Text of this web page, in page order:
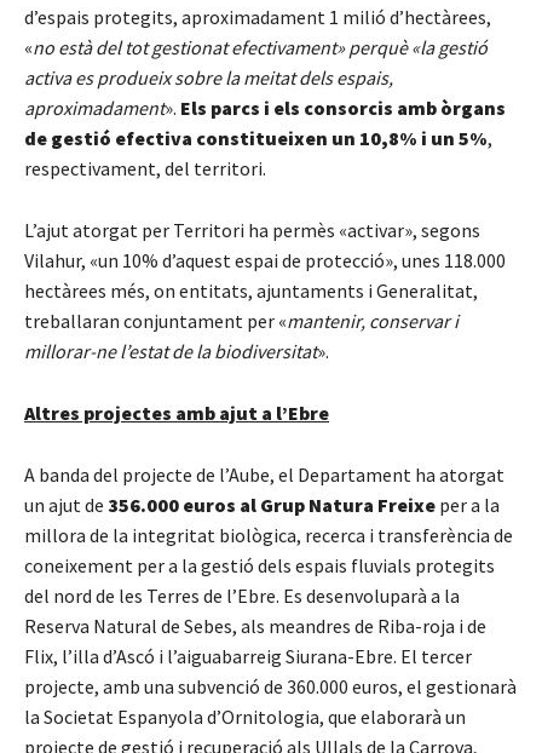
d’espais protegits, aproximadament 1 milió d’hectàrees,
«no està del tot gestionat efectivament» perquè «la gestió
activa es produeix sobre la meitat dels espais,
aproximadament». Els parcs i els consorcis amb òrgans
de gestió efectiva constitueixen un 10,8% i un 5%,
respectivament, del territori.
L’ajut atorgat per Territori ha permès «activar», segons
Vilahur, «un 10% d’aquest espai de protecció», unes 118.000
hectàrees més, on entitats, ajuntaments i Generalitat,
treballaran conjuntament per «mantenir, conservar i
millorar-ne l’estat de la biodiversitat».
Altres projectes amb ajut a l’Ebre
A banda del projecte de l’Aube, el Departament ha atorgat
un ajut de 356.000 euros al Grup Natura Freixe per a la
millora de la integritat biològica, recerca i transferència de
coneixement per a la gestió dels espais fluvials protegits
del nord de les Terres de l’Ebre. Es desenvoluparà a la
Reserva Natural de Sebes, als meandres de Riba-roja i de
Flix, l’illa d’Ascó i l’aiguabarreig Siurana-Ebre. El tercer
projecte, amb una subvenció de 360.000 euros, el gestionarà
la Societat Espanyola d’Ornitologia, que elaborarà un
projecte de gestió i recuperació als Ullals de la Carrova,